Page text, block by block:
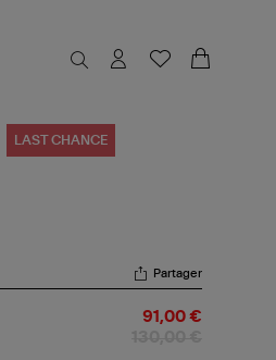
LAST CHANCE
Partager
91,00 €